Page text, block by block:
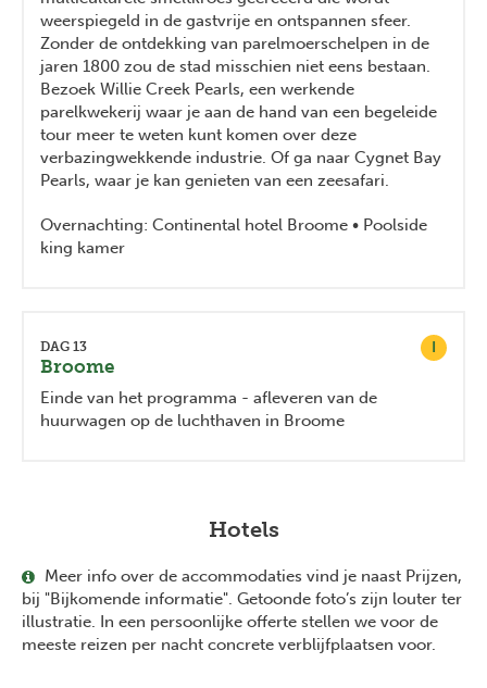
weerspiegeld in de gastvrije en ontspannen sfeer.
Zonder de ontdekking van parelmoerschelpen in de
jaren 1800 zou de stad misschien niet eens bestaan.
Bezoek Willie Creek Pearls, een werkende
parelkwekerij waar je aan de hand van een begeleide
tour meer te weten kunt komen over deze
verbazingwekkende industrie. Of ga naar Cygnet Bay
Pearls, waar je kan genieten van een zeesafari.
Overnachting: Continental hotel Broome • Poolside
king kamer
I
DAG 13
Broome
Einde van het programma - afleveren van de
huurwagen op de luchthaven in Broome
Hotels
Meer info over de accommodaties vind je naast Prijzen,
bij "Bijkomende informatie". Getoonde foto’s zijn louter ter
illustratie. In een persoonlijke offerte stellen we voor de
meeste reizen per nacht concrete verblijfplaatsen voor.